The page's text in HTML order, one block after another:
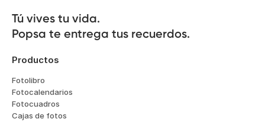
Tú vives tu vida.
Popsa te entrega tus recuerdos.
Productos
Fotolibro
Fotocalendarios
Fotocuadros
Cajas de fotos